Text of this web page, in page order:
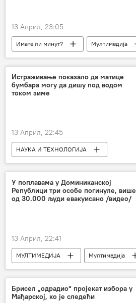
13 Април, 23:05
Имате ли минут? Мултимедија
Истраживање показало да матице
бумбара могу да дишу под водом
током зиме
13 Април, 22:45
НАУКА И ТЕХНОЛОГИЈА
Наука и технологија
Друштво
Живи свет и генетика
У поплавама у Доминиканској
Републици три особе погинуле, више
од 30.000 људи евакуисано /видео/
13 Април, 22:41
МУЛТИМЕДИЈА
Мултимедија
Видео-клуб
Брисел „одрадио“ пројекат избора у
Мађарској, ко је следећи